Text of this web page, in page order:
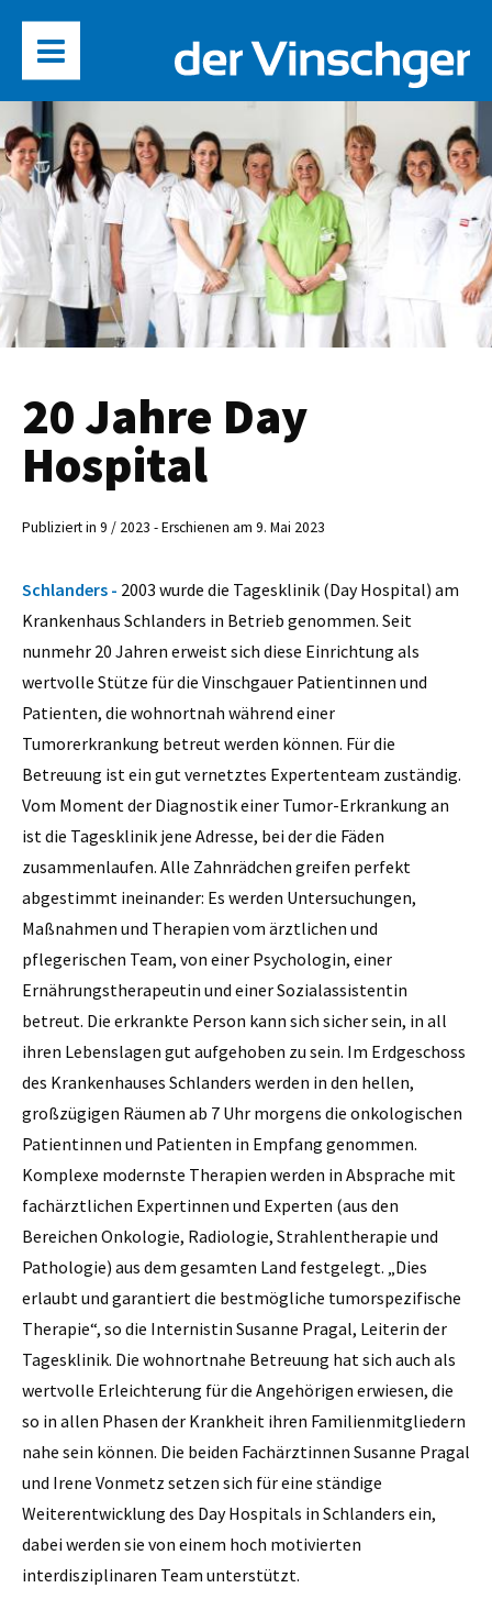
20 Jahre Day
Hospital
Publiziert in 9 / 2023 - Erschienen am 9. Mai 2023
Schlanders - 2003 wurde die Tagesklinik (Day Hospital) am
Krankenhaus Schlanders in Betrieb genommen. Seit
nunmehr 20 Jahren erweist sich diese Einrichtung als
wertvolle Stütze für die Vinschgauer Patientinnen und
Patienten, die wohnortnah während einer
Tumorerkrankung betreut werden können. Für die
Betreuung ist ein gut vernetztes Expertenteam zuständig.
Vom Moment der Diagnostik einer Tumor-Erkrankung an
ist die Tagesklinik jene Adresse, bei der die Fäden
zusammenlaufen. Alle Zahnrädchen greifen perfekt
abgestimmt ineinander: Es werden Untersuchungen,
Maßnahmen und Therapien vom ärztlichen und
pflegerischen Team, von einer Psychologin, einer
Ernährungstherapeutin und einer Sozialassistentin
betreut. Die erkrankte Person kann sich sicher sein, in all
ihren Lebenslagen gut aufgehoben zu sein. Im Erdgeschoss
des Krankenhauses Schlanders werden in den hellen,
großzügigen Räumen ab 7 Uhr morgens die onkologischen
Patientinnen und Patienten in Empfang genommen.
Komplexe modernste Therapien werden in Absprache mit
fachärztlichen Expertinnen und Experten (aus den
Bereichen Onkologie, Radiologie, Strahlentherapie und
Pathologie) aus dem gesamten Land festgelegt. „Dies
erlaubt und garantiert die bestmögliche tumorspezifische
Therapie“, so die Internistin Susanne Pragal, Leiterin der
Tagesklinik. Die wohnortnahe Betreuung hat sich auch als
wertvolle Erleichterung für die Angehörigen erwiesen, die
so in allen Phasen der Krankheit ihren Familienmitgliedern
nahe sein können. Die beiden Fachärztinnen Susanne Pragal
und Irene Vonmetz setzen sich für eine ständige
Weiterentwicklung des Day Hospitals in Schlanders ein,
dabei werden sie von einem hoch motivierten
interdisziplinaren Team unterstützt.